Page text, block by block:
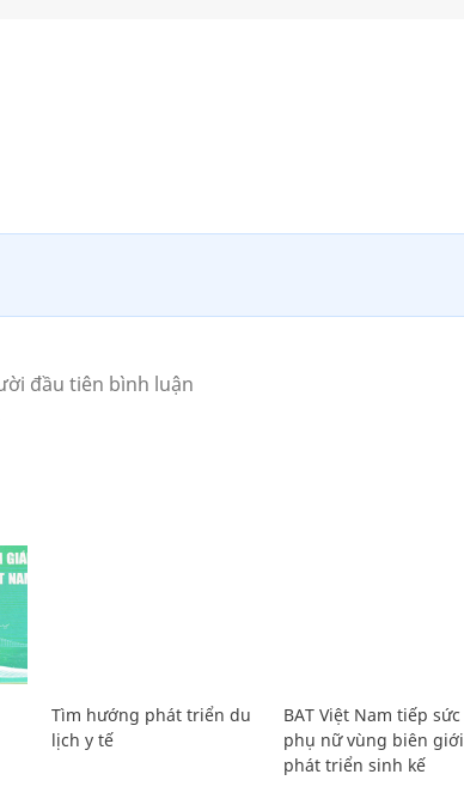
Tìm hướng phát triển du
lịch y tế
BAT Việt Nam tiếp sức
phụ nữ vùng biên giới
phát triển sinh kế